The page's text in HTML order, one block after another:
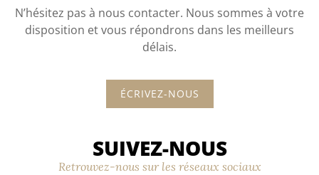
N’hésitez pas à nous contacter. Nous sommes à votre
disposition et vous répondrons dans les meilleurs
délais.
ÉCRIVEZ-NOUS
SUIVEZ-NOUS
Retrouvez-nous sur les réseaux sociaux